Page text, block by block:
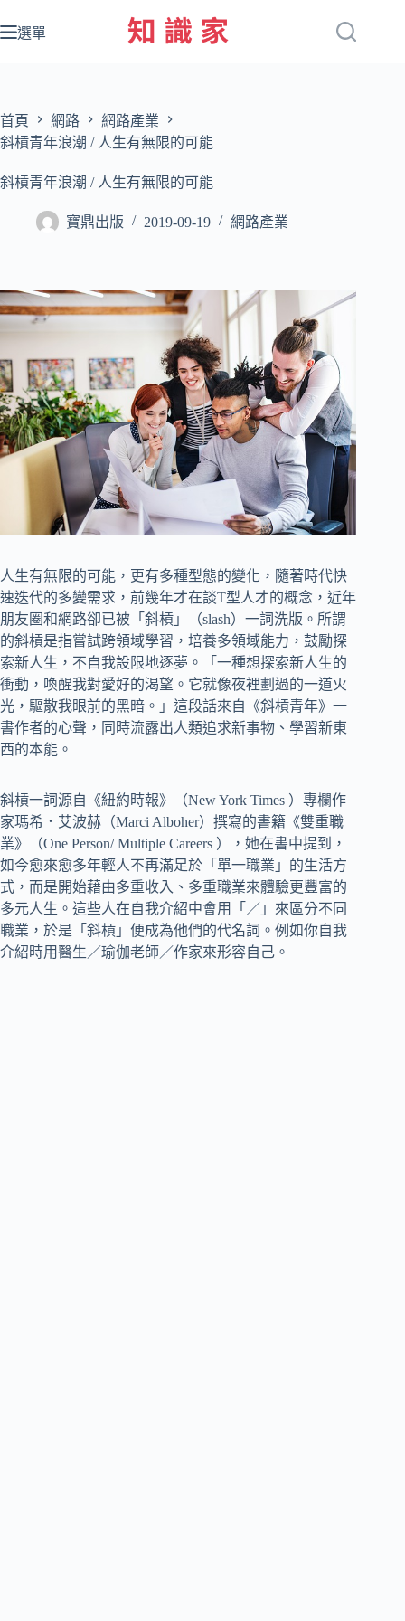
至
容
選單
首頁 網路
網路產業
斜槓青年浪潮 / 人生有無限的可能
斜槓青年浪潮 / 人生有無限的可能
寶鼎出版 2019-09-19 網路產業
人生有無限的可能，更有多種型態的變化，隨著時代快
速迭代的多變需求，前幾年才在談T型人才的概念，近年
朋友圈和網路卻已被「斜槓」（slash）一詞洗版。所謂
的斜槓是指嘗試跨領域學習，培養多領域能力，鼓勵探
索新人生，不自我設限地逐夢。「一種想探索新人生的
衝動，喚醒我對愛好的渴望。它就像夜裡劃過的一道火
光，驅散我眼前的黑暗。」這段話來自《斜槓青年》一
書作者的心聲，同時流露出人類追求新事物、學習新東
西的本能。
斜槓一詞源自《紐約時報》（New York Times ）專欄作
家瑪希．艾波赫（Marci Alboher）撰寫的書籍《雙重職
業》（One Person/ Multiple Careers ），她在書中提到，
如今愈來愈多年輕人不再滿足於「單一職業」的生活方
式，而是開始藉由多重收入、多重職業來體驗更豐富的
多元人生。這些人在自我介紹中會用「／」來區分不同
職業，於是「斜槓」便成為他們的代名詞。例如你自我
介紹時用醫生／瑜伽老師／作家來形容自己。